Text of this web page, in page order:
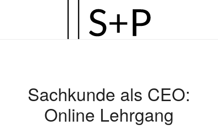
Sachkunde als CEO:
Online Lehrgang